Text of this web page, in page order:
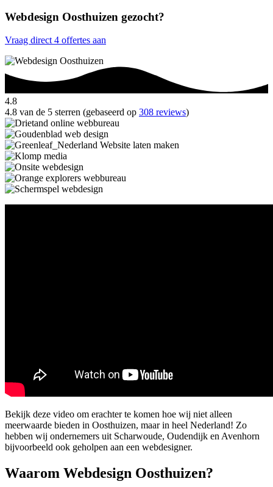
Webdesign Oosthuizen gezocht?
Vraag direct 4 offertes aan
4.8
4.8 van de 5 sterren (gebaseerd op 308 reviews)
Bekijk deze video om erachter te komen hoe wij niet alleen
meerwaarde bieden in Oosthuizen, maar in heel Nederland! Zo
hebben wij ondernemers uit Scharwoude, Oudendijk en Avenhorn
bijvoorbeeld ook geholpen aan een webdesigner.
Waarom Webdesign Oosthuizen?